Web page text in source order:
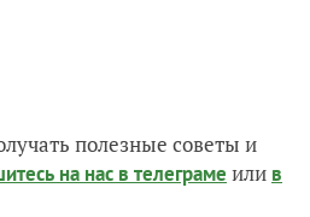
полезные советы и
на нас в телеграме или в